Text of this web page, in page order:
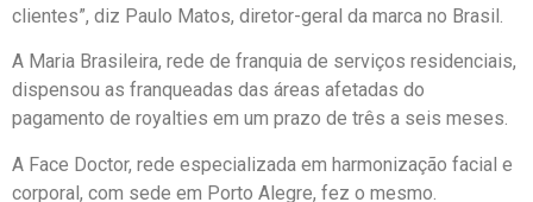
clientes”, diz Paulo Matos, diretor-geral da marca no Brasil.
A Maria Brasileira, rede de franquia de serviços residenciais,
dispensou as franqueadas das áreas afetadas do
pagamento de royalties em um prazo de três a seis meses.
A Face Doctor, rede especializada em harmonização facial e
corporal, com sede em Porto Alegre, fez o mesmo.